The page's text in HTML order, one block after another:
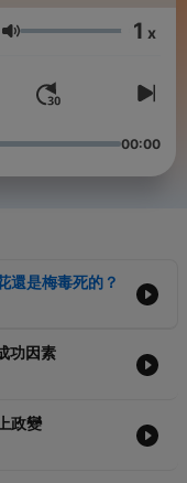
Volume 1 x
00:00
還是梅毒死的？
功因素
政變